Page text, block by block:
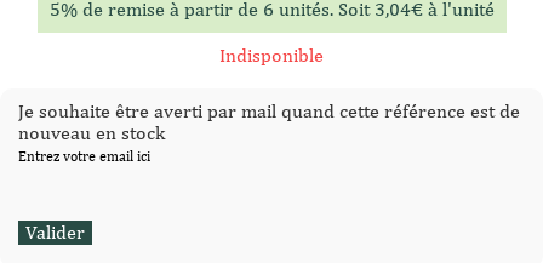
5% de remise à partir de 6 unités. Soit 3,04€à l'unité
Indisponible
Je souhaite être averti par mail quand cette référence est de
nouveau en stock
Entrez votre email ici